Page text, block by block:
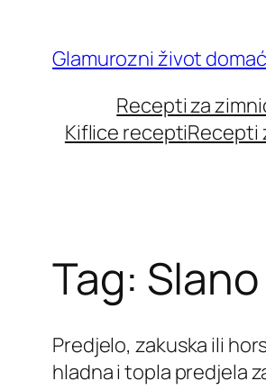
content
Glamurozni život
Recepti za
Kiflice receptiRecepti
Tag:
Predjelo, zakuska ili
hladna i topla predjela